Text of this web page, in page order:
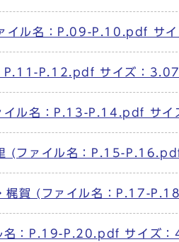
イル名：P.09-P.10.pdf サ
P.11-P.12.pdf サイズ：
イル名：P.13-P.14.pdf サ
(ファイル名：P.15-
梶賀 (ファイル名：P.17-
名：P.19-P.20.pdf サイズ